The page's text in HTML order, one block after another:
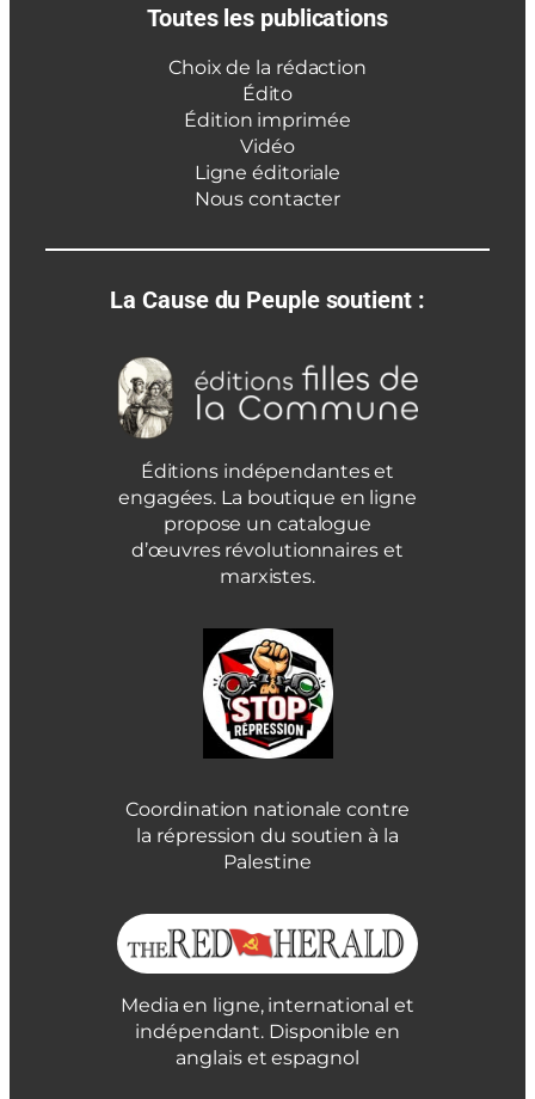
Toutes les publications
Choix de la rédaction
Édito
Édition imprimée
Vidéo
Ligne éditoriale
Nous contacter
La Cause du Peuple soutient :
Éditions indépendantes et
engagées. La boutique en ligne
propose un catalogue
d’œuvres révolutionnaires et
marxistes.
Coordination nationale contre
la répression du soutien à la
Palestine
Media en ligne, international et
indépendant. Disponible en
anglais et espagnol